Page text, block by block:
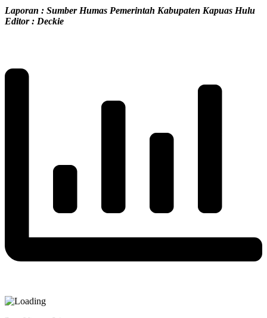
Laporan : Sumber Humas Pemerintah Kabupaten Kapuas Hulu
Editor : Deckie